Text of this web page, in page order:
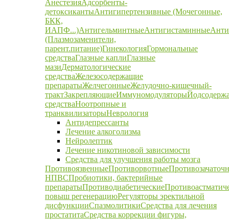
АнестезияАдсорбенты-
детоксикантыАнтигипертензивные (Мочегонные,
БКК,
ИАПФ...)АнтигельминтныеАнтигистаминные
(Плазмозаменители,
парент.питание)ГинекологияГормональные
средстваГлазные каплиГлазные
мазиДерматологические
средстваЖелезосодержащие
препаратыЖелчегонныеЖелудочно-кишечный-
трактЗакрепляющиеИммуномодуляторы
средстваНоотропные и
транквилизаторыНеврология
Антидепрессанты
Лечение алкоголизма
Нейролептик
Лечение никотиновой зависимости
Средства для улучшения работы мозга
ПротивоязвенныеПротиворвотные
НПВСПробиотики, бактерийные
препаратыПротиводиабетические
повыш регенерациюРегуляторы эректильной
дисфункцииСпазмолитикиСредства для лечения
простатитаСредства коррекции фигуры,